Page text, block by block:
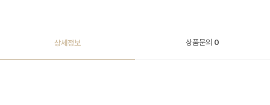
상세정보 상품문의 0